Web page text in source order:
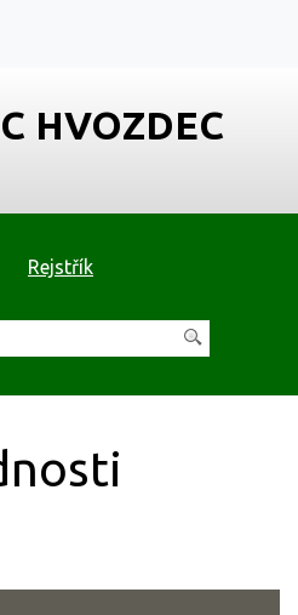
HVOZDEC
Rejstřík